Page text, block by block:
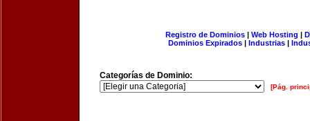
Registro de Dominios| Web Hosting |
Dominios Expirados | Industrias |
Categorías de Dominio:
[Pág.